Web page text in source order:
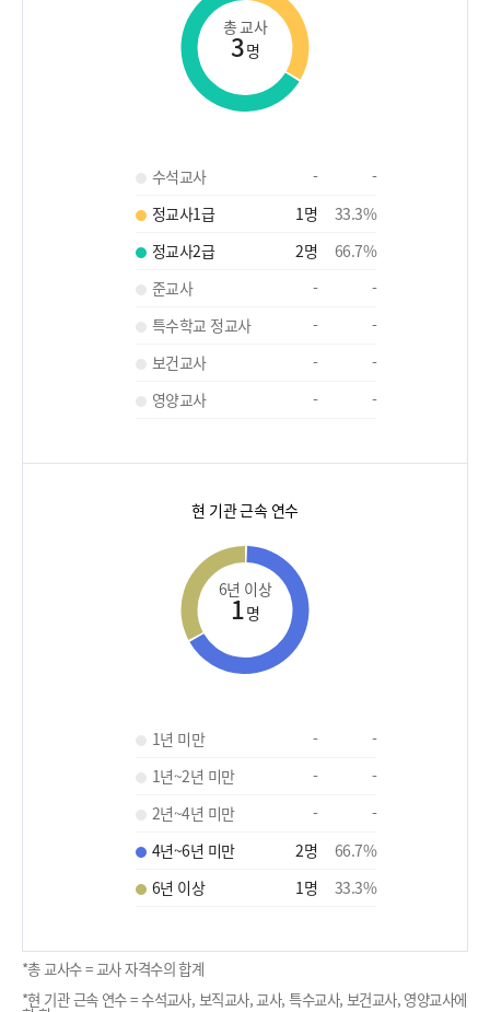
총 교사
3명
수석교사 -
-
정교사1급
1명 33.3%
정교사2급
2명 66.7%
준교사
-
-
특수학교 정교사
-
-
보건교사
-
-
영양교사
- -
현 기관 근속 연수
6년 이상
1명
1년 미만 -
-
1년~2년 미만
-
-
2년~4년 미만
-
-
4년~6년 미만
2명 66.7%
6년 이상
1명 33.3%
*총 교사수 = 교사 자격수의 합계
*현 기관 근속 연수 = 수석교사, 보직교사, 교사, 특수교사, 보건교사, 영양교사에